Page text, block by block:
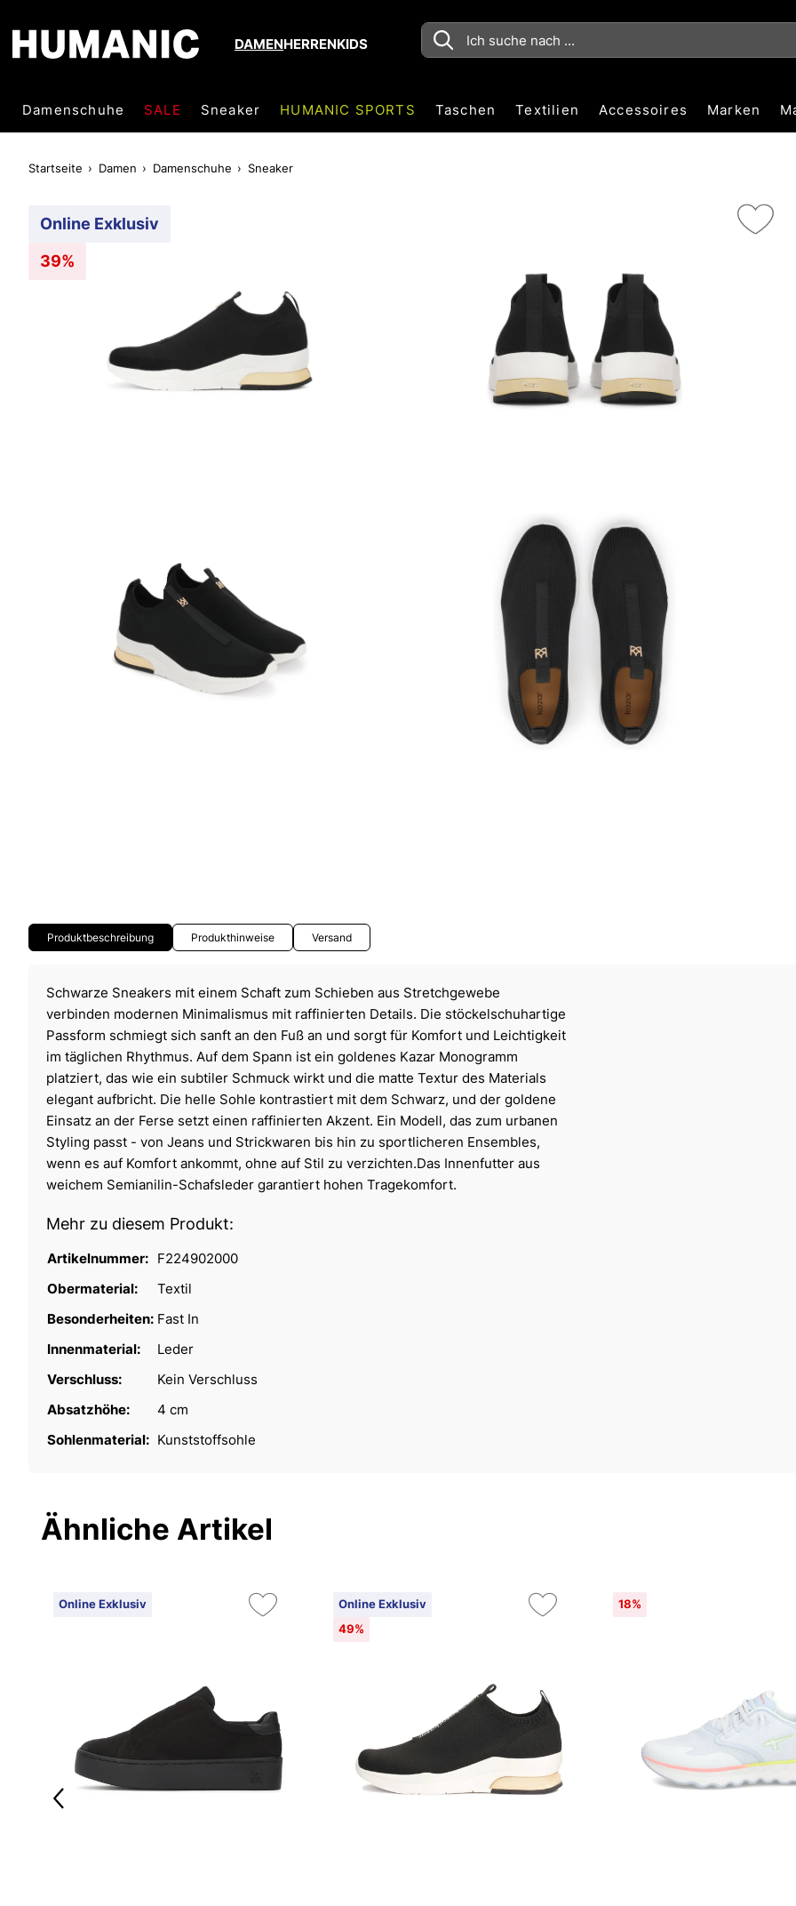
DAMENHERRENKIDS
Damenschuhe SALE Sneaker HUMANIC SPORTS Taschen Textilien Accessoires Marken
Startseite Damen Damenschuhe Sneaker
Online Exklusiv
39%
Produktbeschreibung Produkthinweise Versand
Schwarze Sneakers mit einem Schaft zum Schieben aus Stretchgewebe
verbinden modernen Minimalismus mit raffinierten Details. Die stöckelschuhartige
Passform schmiegt sich sanft an den Fuß an und sorgt für Komfort und Leichtigkeit
im täglichen Rhythmus. Auf dem Spann ist ein goldenes Kazar Monogramm
platziert, das wie ein subtiler Schmuck wirkt und die matte Textur des Materials
elegant aufbricht. Die helle Sohle kontrastiert mit dem Schwarz, und der goldene
Einsatz an der Ferse setzt einen raffinierten Akzent. Ein Modell, das zum urbanen
Styling passt - von Jeans und Strickwaren bis hin zu sportlicheren Ensembles,
wenn es auf Komfort ankommt, ohne auf Stil zu verzichten.Das Innenfutter aus
weichem Semianilin-Schafsleder garantiert hohen Tragekomfort.
Mehr zu diesem Produkt:
Artikelnummer: F224902000
Obermaterial:
Textil
Besonderheiten: Fast In
Innenmaterial:
Leder
Verschluss:
Kein Verschluss
Absatzhöhe:
4 cm
Sohlenmaterial: Kunststoffsohle
Ähnliche Artikel
Online Exklusiv
Online Exklusiv
49%
18%